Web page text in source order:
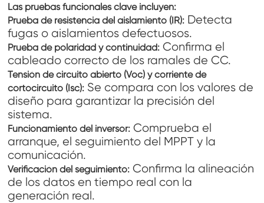
Las pruebas funcionales clave incluyen:
Prueba de resistencia del aislamiento (IR): Detecta
fugas o aislamientos defectuosos.
Prueba de polaridad y continuidad: Confirma el
cableado correcto de los ramales de CC.
Tensión de circuito abierto (Voc) y corriente de
cortocircuito (Isc): Se compara con los valores de
diseño para garantizar la precisión del
sistema.
Funcionamiento del inversor: Comprueba el
arranque, el seguimiento del MPPT y la
comunicación.
Verificación del seguimiento: Confirma la alineación
de los datos en tiempo real con la
generación real.